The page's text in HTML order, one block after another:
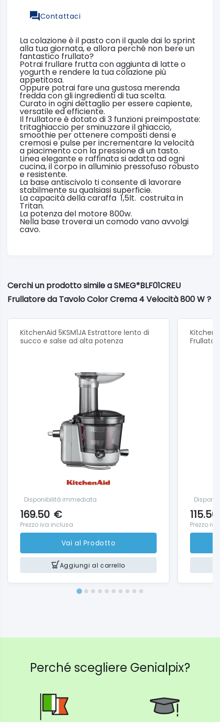
Contattaci
La colazione è il pasto con il quale dai lo sprint
alla tua giornata, e allora perché non bere un
fantastico frullato?
Potrai frullare frutta con aggiunta di latte o
yogurth e rendere la tua colazione più
appetitosa.
Oppure potrai fare una gustosa merenda
fredda con gli ingredienti di tua scelta.
Curato in ogni dettaglio per essere capiente,
versatile ed efficiente.
Il frullatore è dotato di 3 funzioni preimpostate:
tritaghiaccio per sminuzzare il ghiaccio,
smoothie per ottenere composti densi e
cremosi e pulse per incrementare la velocità
a piacimento con la pressione di un tasto.
Linea elegante e raffinata si adatta ad ogni
cucina, il corpo in alluminio pressofuso robusto
e resistente.
La base antiscivolo ti consente di lavorare
stabilmente su qualsiasi superficie.
La capacità della caraffa 1,5lt. costruita in
Tritan.
La potenza del motore 800w.
Nella base troverai un comodo vano avvolgi
cavo.
Cerchi un prodotto simile a SMEG*BLF01CREU
Frullatore da Tavolo Color Crema 4 Velocità 800 W ?
KitchenAid 5KSM1JA Estrattore lento di
succo e salse ad alta potenza
Disponibilità immediata
169.50 €
Prezzo iva inclusa
Vai al Prodotto
Aggiungi al carrello
115.50
Prezzo
Perché scegliere Genialpix?